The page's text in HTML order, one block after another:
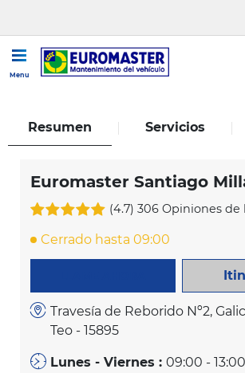
Menu
Euromaster Santiago Milladoiro
Resumen Servicios
Euromaster Santiago
(4.7) 306 Opiniones de
Cerrado hasta 09:00
Travesía de Reborido Nº2,
Teo - 15895
Lunes - Viernes :09:00 -